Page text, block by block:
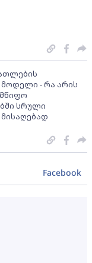
მოდელი - რა არის
სრული
Facebook